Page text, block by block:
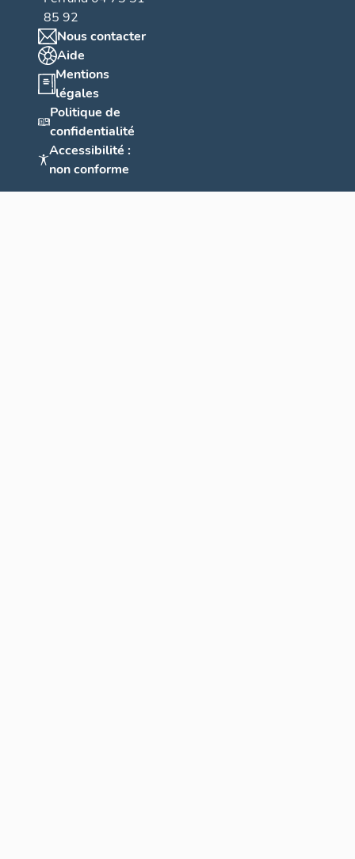
85 92
Nous contacter
Aide
Mentions
légales
Politique de
confidentialité
Accessibilité :
non conforme